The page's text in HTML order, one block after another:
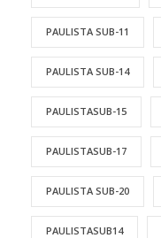
PAULISTA SUB-11
PAULISTA SUB-14
PAULISTASUB-15
PAULISTASUB-17
PAULISTA SUB-20
PAULISTASUB14